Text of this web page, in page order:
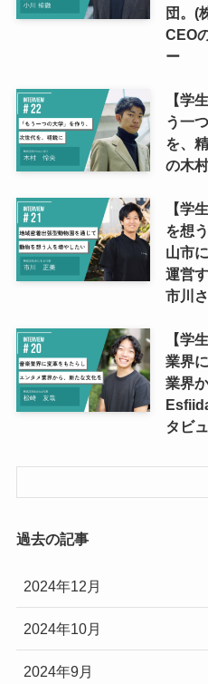
団。(
CEO
ー
【学
う一
を、
の木
【学
を想
山市
運営
市川
【学
業界
業界
タビ
過去の記事
2024年12月
2024年10月
2024年9月